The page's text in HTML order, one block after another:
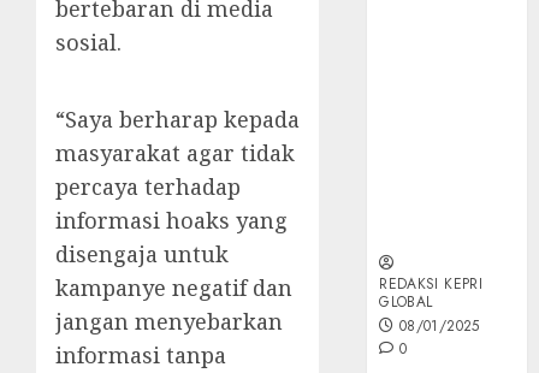
bertebaran di media
sosial.
“Saya berharap kepada
masyarakat agar tidak
percaya terhadap
informasi hoaks yang
disengaja untuk
kampanye negatif dan
jangan menyebarkan
informasi tanpa
REDAKSI KEPRI
GLOBAL
08/01/2025
0